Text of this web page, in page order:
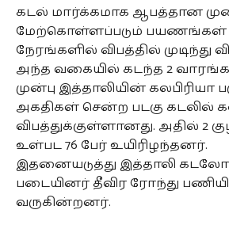
கடல் மார்க்கமாக ஆபத்தான
மேற்கொள்ளப்படும் பயணங்கள்
நேரங்களில் விபத்தில் முடிந்து
அந்த வகையில் கடந்த 2
முன்பு இத்தாலியின் கலபிரியா
அகதிகள் சென்ற படகு கடலில்
விபத்துக்குள்ளானது. அதில் 2
உள்பட 76 பேர் உயிரிழந்தனர்.
இதனையடுத்து இத்தாலி
படையினர் தீவிர ரோந்து
வருகின்றனர்.